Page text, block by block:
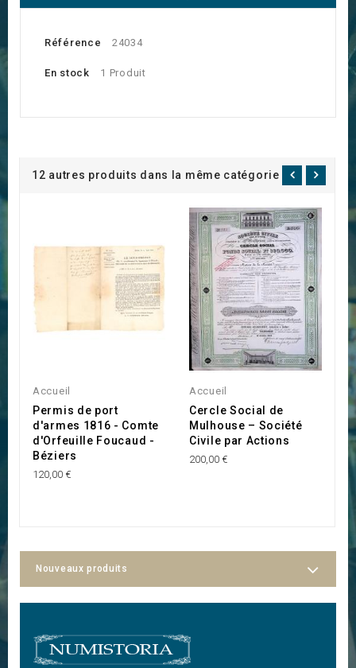
Référence 24034
En stock 1 Produit
12 autres produits dans la même catégorie :
Accueil
Permis de port
d'armes 1816 - Comte
d'Orfeuille Foucaud -
Béziers
120,00 €
Accueil
Cercle Social de
Mulhouse – Société
Civile par Actions
200,00 €
Nouveaux produits